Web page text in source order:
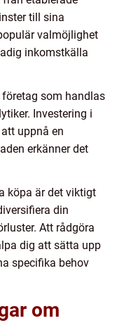
till sina
valmöjlighet
inkomstkälla
som handlas
Investering i
uppnå en
erkänner det
köpa är det viktigt
din
Att rådgöra
dig att sätta upp
specifika behov
om